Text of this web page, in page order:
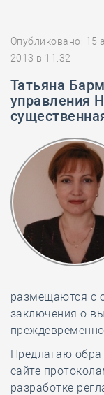
Опубликовано: 15
2013 в 11:32
Татьяна
управления
размещаются с
заключения о
Предлагаю
сайте
разработке